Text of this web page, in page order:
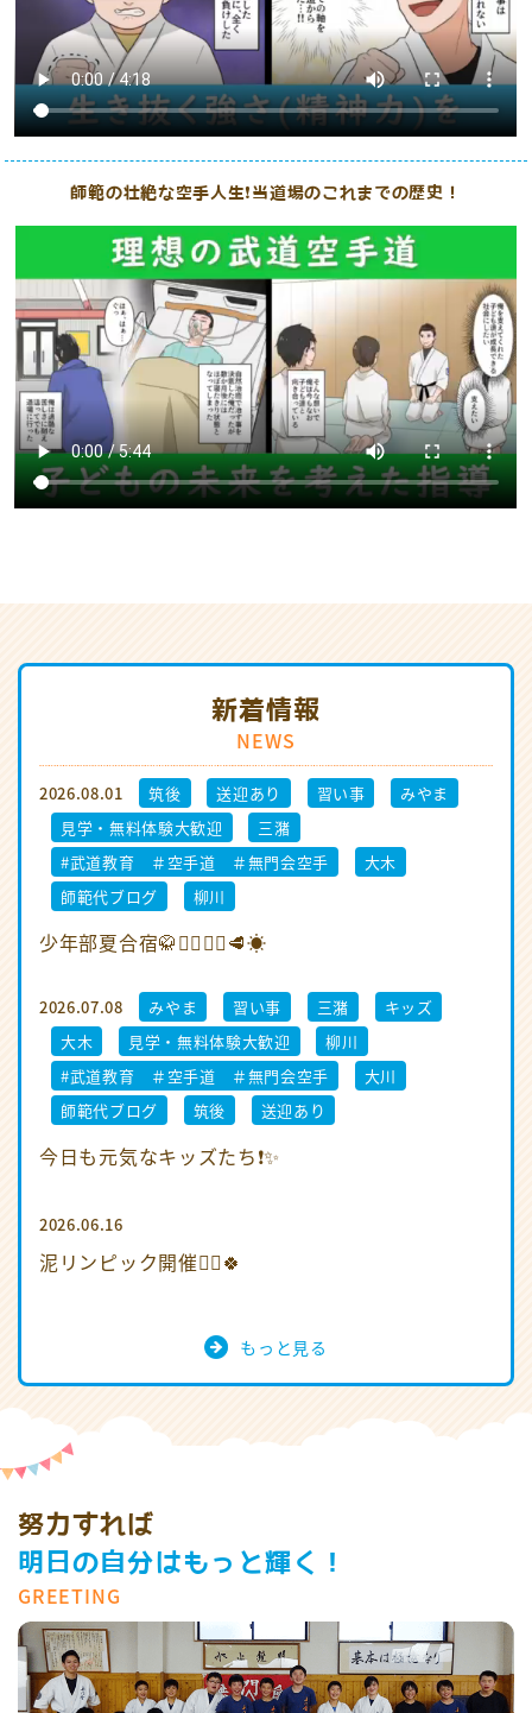
師範の壮絶な空手人生❗️当道場のこれまでの歴史！️
新着情報
NEWS
2026.08.01 筑後 送迎あり 習い事
みやま
見学・無料体験大歓迎
三潴
#武道教育 ＃空手道 ＃無門会空手
大木
師範代ブログ
柳川
少年部夏合宿🥋🏃‍♂️🏊‍♂️🥩☀️
2026.07.08 みやま 習い事 三潴
キッズ
大木
見学・無料体験大歓迎
柳川
#武道教育 ＃空手道 ＃無門会空手
大川
師範代ブログ
筑後 送迎あり
今日も元気なキッズたち❗️✨
2026.06.16
泥リンピック開催🏃‍♂️🍀
もっと見る
努力すれば
明日の自分はもっと輝く！
GREETING